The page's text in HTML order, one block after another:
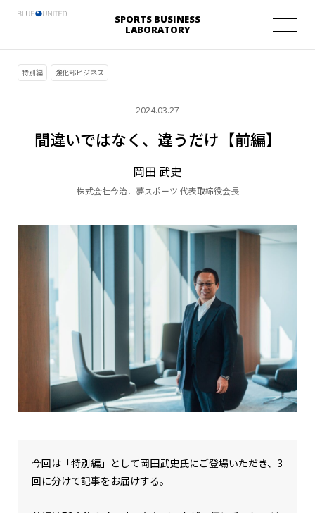
SPORTS BUSINESS
LABORATORY
特別編 強化部ビジネス
2024.03.27
間違いではなく、違うだけ【前編】
岡田 武史
株式会社今治．夢スポーツ 代表取締役会長
今回は「特別編」として岡田武史氏にご登場いただき、3
回に分けて記事をお届けする。